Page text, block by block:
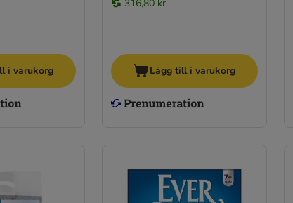
i varukorg
316,80 kr
Lägg till i varukorg